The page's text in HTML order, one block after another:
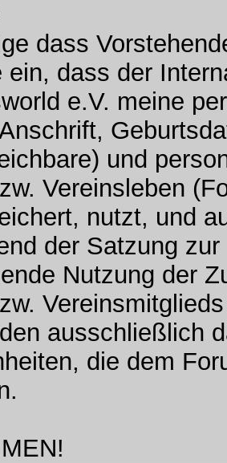
dass
ein, dass der
e.V. meine
und
Vereinsleben
nutzt, und
der Satzung
Nutzung der
ausschließlich
die dem